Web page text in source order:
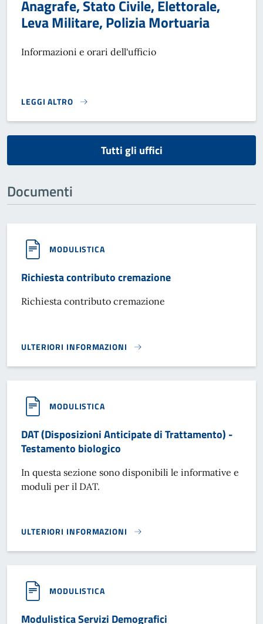
Anagrafe, Stato Civile, Elettorale,
Leva Militare, Polizia Mortuaria
Informazioni e orari dell'ufficio
LEGGI ALTRO
}
Tutti gli uffici
Documenti
MODULISTICA
Richiesta contributo cremazione
Richiesta contributo cremazione
ULTERIORI INFORMAZIONI
RICHIESTA CONTRIBUTO CREMAZIONE}
MODULISTICA
DAT (Disposizioni Anticipate di Trattamento) -
Testamento biologico
In questa sezione sono disponibili le informative e
moduli per il DAT.
ULTERIORI INFORMAZIONI
DAT (DISPOSIZIONI ANTICIPATE DI TRATTAMENTO) -
MODULISTICA
Modulistica Servizi Demografici